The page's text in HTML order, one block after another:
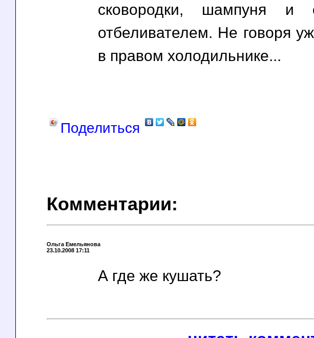
сковородки, шампуня и
отбеливателем. Не говоря
в правом холодильнике...
Поделиться
Комментарии:
Ольга Емельянова
23.10.2008 17:11
А где же кушать?